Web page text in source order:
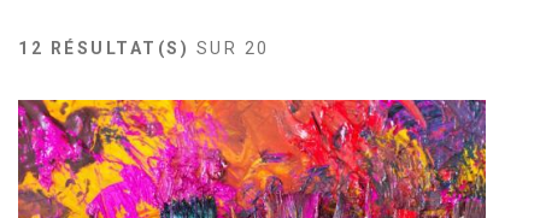
Journaliste
Nouvel habitant
Parent
Offres d'emploi
Règlements communaux
Objets trouvés
RÉSEAU PROVINCIAL
12 RÉSULTAT(S) SUR 20